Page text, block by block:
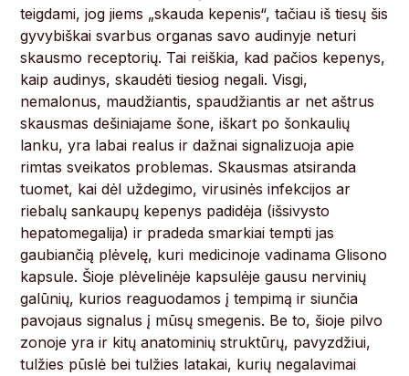
teigdami, jog jiems „skauda kepenis“, tačiau iš tiesų šis
gyvybiškai svarbus organas savo audinyje neturi
skausmo receptorių. Tai reiškia, kad pačios kepenys,
kaip audinys, skaudėti tiesiog negali. Visgi,
nemalonus, maudžiantis, spaudžiantis ar net aštrus
skausmas dešiniajame šone, iškart po šonkaulių
lanku, yra labai realus ir dažnai signalizuoja apie
rimtas sveikatos problemas. Skausmas atsiranda
tuomet, kai dėl uždegimo, virusinės infekcijos ar
riebalų sankaupų kepenys padidėja (išsivysto
hepatomegalija) ir pradeda smarkiai tempti jas
gaubiančią plėvelę, kuri medicinoje vadinama Glisono
kapsule. Šioje plėvelinėje kapsulėje gausu nervinių
galūnių, kurios reaguodamos į tempimą ir siunčia
pavojaus signalus į mūsų smegenis. Be to, šioje pilvo
zonoje yra ir kitų anatominių struktūrų, pavyzdžiui,
tulžies pūslė bei tulžies latakai, kurių negalavimai